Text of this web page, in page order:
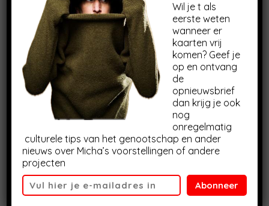
nog een keer het liedje maar dan zonder applaus er
door heen
Wil je t als
eerste weten
wanneer er
kaarten vrij
komen? Geef je
op en ontvang
de
opnieuwsbrief
dan krijg je ook
nog
onregelmatig
culturele tips van het genootschap en ander
nieuws over Micha’s voorstellingen of andere
projecten
Abonneer